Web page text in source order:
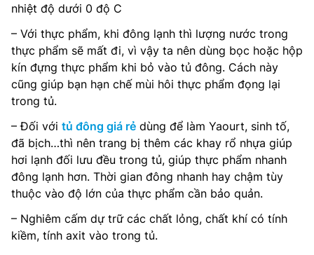
nhiệt độ dưới 0 độ C
– Với thực phẩm, khi đông lạnh thì lượng nước trong
thực phẩm sẽ mất đi, vì vậy ta nên dùng bọc hoặc hộp
kín đựng thực phẩm khi bỏ vào tủ đông. Cách này
cũng giúp bạn hạn chế mùi hôi thực phẩm đọng lại
trong tủ.
– Đối với tủ đông giá rẻ dùng để làm Yaourt, sinh tố,
đã bịch…thì nên trang bị thêm các khay rổ nhựa giúp
hơi lạnh đối lưu đều trong tủ, giúp thực phẩm nhanh
đông lạnh hơn. Thời gian đông nhanh hay chậm tùy
thuộc vào độ lớn của thực phẩm cần bảo quản.
– Nghiêm cấm dự trữ các chất lỏng, chất khí có tính
kiềm, tính axit vào trong tủ.